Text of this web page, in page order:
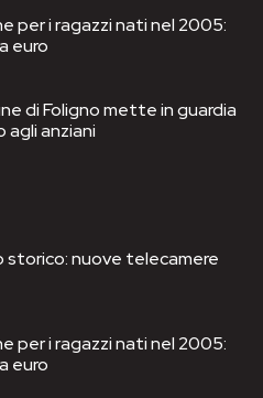
per i ragazzi nati nel 2005:
euro
di Foligno mette in guardia
anziani
storico: nuove telecamere
per i ragazzi nati nel 2005:
euro